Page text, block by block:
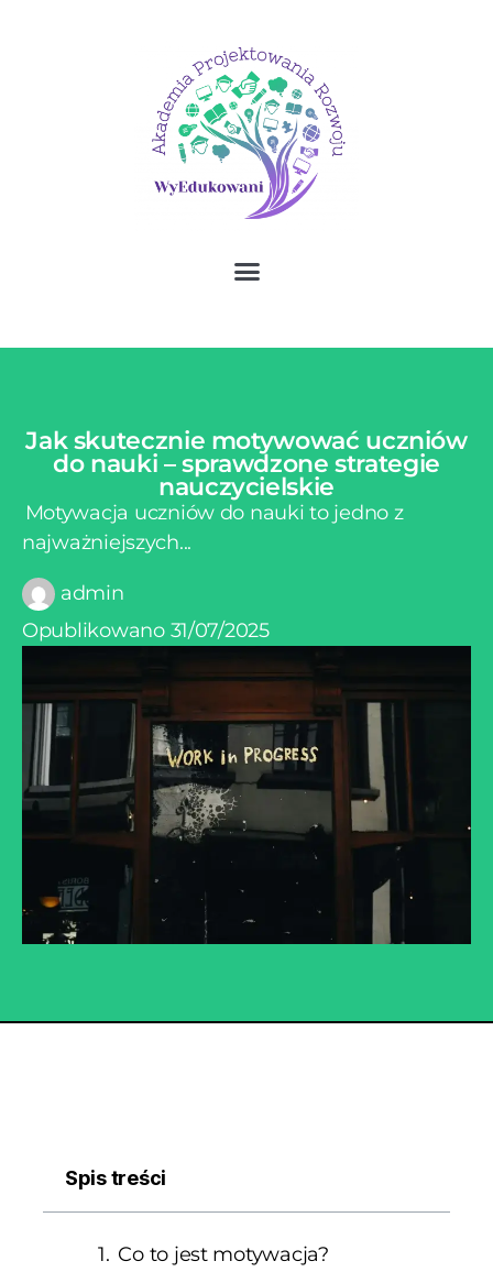
Jak skutecznie motywować uczniów
do nauki – sprawdzone strategie
nauczycielskie
Motywacja uczniów do nauki to jedno z
najważniejszych...
admin
Opublikowano 31/07/2025
Spis treści
Co to jest motywacja?